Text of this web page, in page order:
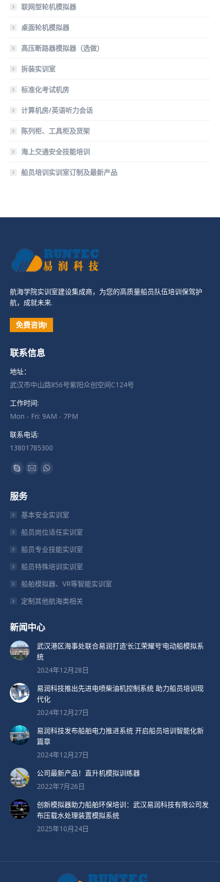
联网型轮机模拟器
桌面轮机模拟器
高压断路器模拟器（选做）
拆装实训室
标准化考试机房
计算机房/英语听力会话
陈列柜、工具柜及货架
海上交通安全技能培训
船员培训实训室订制及最新产品
航海学院实训室建设集成商，为您的高质量船员队伍培训保驾护
航，成就未来.
免费咨询!
联系信息
地址：
武汉市中山路856号紫阳众创空间C124号
工作时间:
Mon - Fri: 9AM - 7PM
联系电话:
13801785300
找到我们：
Skype
在
新
口
中
打
Mail
新
口
中
打
Whatsapp
新
口
中
打
服务
基本安全实训室
船员岗位适任实训室
船员专业技能实训室
船员特殊培训实训室
船舶模拟器、VR等智能实训室
定制其他航海类相关
新闻中心
武汉港区海事处联合易润打造’长江荣耀号’电动船模拟系
统
2024年12月28日
易润科技推出先进电喷柴油机控制系统 助力船员培训现
代化
2024年12月27日
易润科技发布船舶电力推进系统 开启船员培训智能化新
篇章
2024年12月27日
公司最新产品！直升机模拟训练器
2022年7月26日
创新模拟器助力船舶环保培训：武汉易润科技有限公司发
布压载水处理装置模拟系统
2025年10月24日